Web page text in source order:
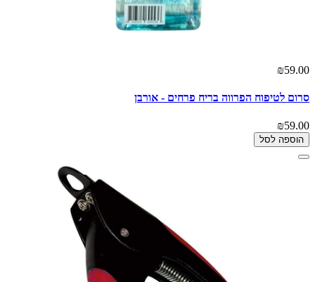
₪59.00
סרום לטיפוח הפרווה בריח פרחים - אורבן
₪59.00
הוספה לסל